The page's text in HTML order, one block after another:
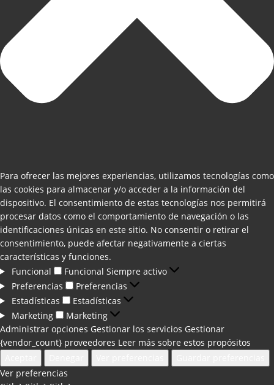
Para ofrecer las mejores experiencias, utilizamos tecnologías como
las cookies para almacenar y/o acceder a la información del
dispositivo. El consentimiento de estas tecnologías nos permitirá
procesar datos como el comportamiento de navegación o las
identificaciones únicas en este sitio. No consentir o retirar el
consentimiento, puede afectar negativamente a ciertas
características y funciones.
Funcional
Funcional Siempre activo
Preferencias
Preferencias
Estadísticas
Estadísticas
Marketing
Marketing
Administrar opciones Gestionar los servicios Gestionar
{vendor_count} proveedores Leer más sobre estos propósitos
Ver preferencias